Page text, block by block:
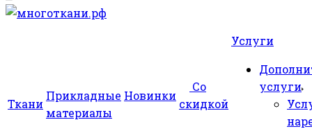
Ткани
Прикладные
материалы
Новинки
Со
скидкой
Услуги
услуги